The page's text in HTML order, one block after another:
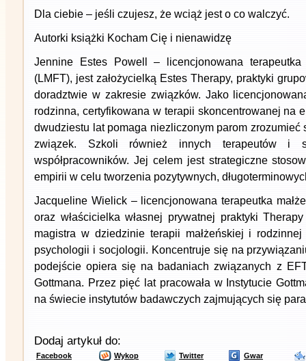
Dla ciebie – jeśli czujesz, że wciąż jest o co walczyć.
Autorki książki Kocham Cię i nienawidzę
Jennine Estes Powell – licencjonowana
(LMFT), jest założycielką Estes Therapy, praktyki
doradztwie w zakresie związków. Jako
rodzinna, certyfikowana w terapii skoncentrowanej na
dwudziestu lat pomaga niezliczonym parom
związek. Szkoli również innych terapeutów i
współpracowników. Jej celem jest strategiczne
empirii w celu tworzenia pozytywnych,
Jacqueline Wielick – licencjonowana terapeutka
oraz właścicielka własnej prywatnej praktyki
magistra w dziedzinie terapii małżeńskiej i
psychologii i socjologii. Koncentruje się na
podejście opiera się na badaniach związanych z
Gottmana. Przez pięć lat pracowała w Instytucie
na świecie instytutów badawczych zajmujących się
Dodaj artykuł do:
Facebook Wykop Twitter Gwar